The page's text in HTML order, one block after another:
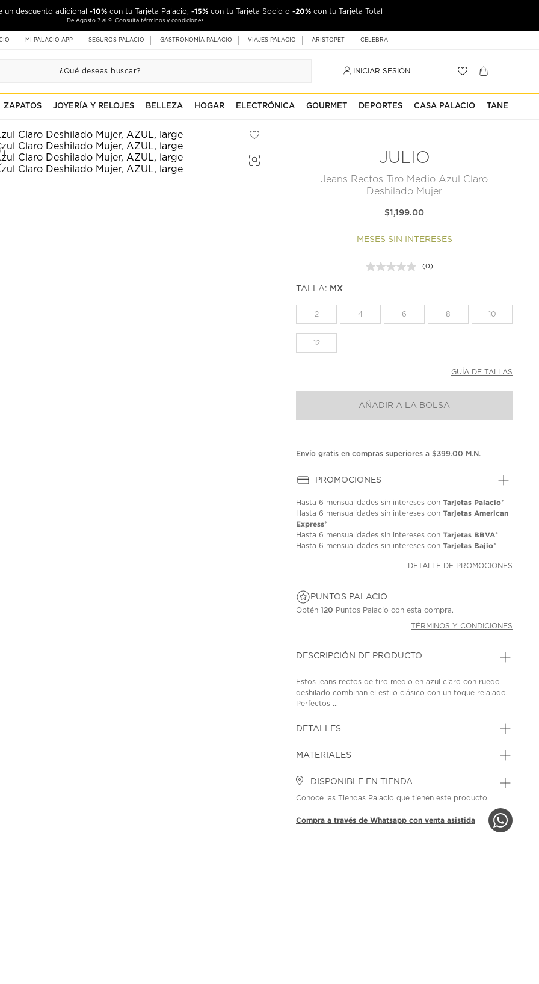
un descuento adicional -10% con tu Tarjeta Palacio, -15% con tu Tarjeta Socio o -20% con tu Tarjeta Total
De Agosto 7 al 9. Consulta términos y condiciones
MI PALACIO APP SEGUROS PALACIO GASTRONOMÍA PALACIO VIAJES PALACIO ARISTOPET CELEBRA
INICIAR SESIÓN
ZAPATOS JOYERÍA Y RELOJES BELLEZA HOGAR ELECTRÓNICA GOURMET DEPORTES CASA PALACIO TANE
JULIO
Jeans Rectos Tiro Medio Azul Claro
Deshilado Mujer
$1,199.00
MESES SIN INTERESES
Sin
misma
(0)
TALLA: MX
2 4 6 8 10
12
GUÍA DE TALLAS
AÑADIR A LA BOLSA
Envío gratis en compras superiores a $399.00 M.N.
PROMOCIONES
Hasta6 mensualidades sin intereses conTarjetas Palacio*
Hasta6 mensualidades sin intereses conTarjetas American
Express*
Hasta6 mensualidades sin intereses conTarjetas BBVA*
Hasta6 mensualidades sin intereses conTarjetas Bajio*
DETALLE DE PROMOCIONES
PUNTOS PALACIO
Obtén120 Puntos Palacio con esta compra.
TÉRMINOS Y CONDICIONES
DESCRIPCIÓN DE PRODUCTO
Estos jeans rectos de tiro medio en azul claro con ruedo
deshilado combinan el estilo clásico con un toque relajado.
Perfectos ...
DETALLES
MATERIALES
DISPONIBLE EN TIENDA
Conoce las Tiendas Palacio que tienen este producto.
Compra a través de Whatsapp con venta asistida